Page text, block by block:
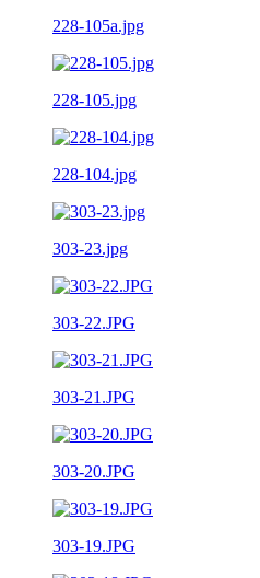
228-105a.jpg
228-105.jpg
228-104.jpg
303-23.jpg
303-22.JPG
303-21.JPG
303-20.JPG
303-19.JPG